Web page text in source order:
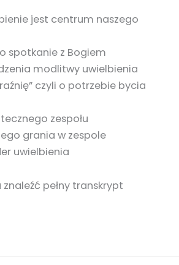
jest centrum naszego
spotkanie z Bogiem
modlitwy uwielbienia
czyli o potrzebie bycia
zespołu
grania w zespole
uwielbienia
pełny transkrypt